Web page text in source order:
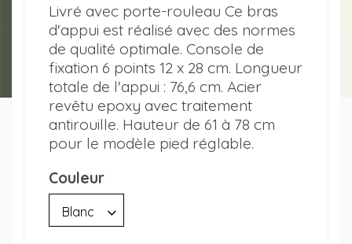
Livré avec porte-rouleau Ce bras
d'appui est réalisé avec des normes
de qualité optimale. Console de
fixation 6 points 12 x 28 cm. Longueur
totale de l'appui : 76,6 cm. Acier
revêtu epoxy avec traitement
antirouille. Hauteur de 61 à 78 cm
pour le modèle pied réglable.
Couleur